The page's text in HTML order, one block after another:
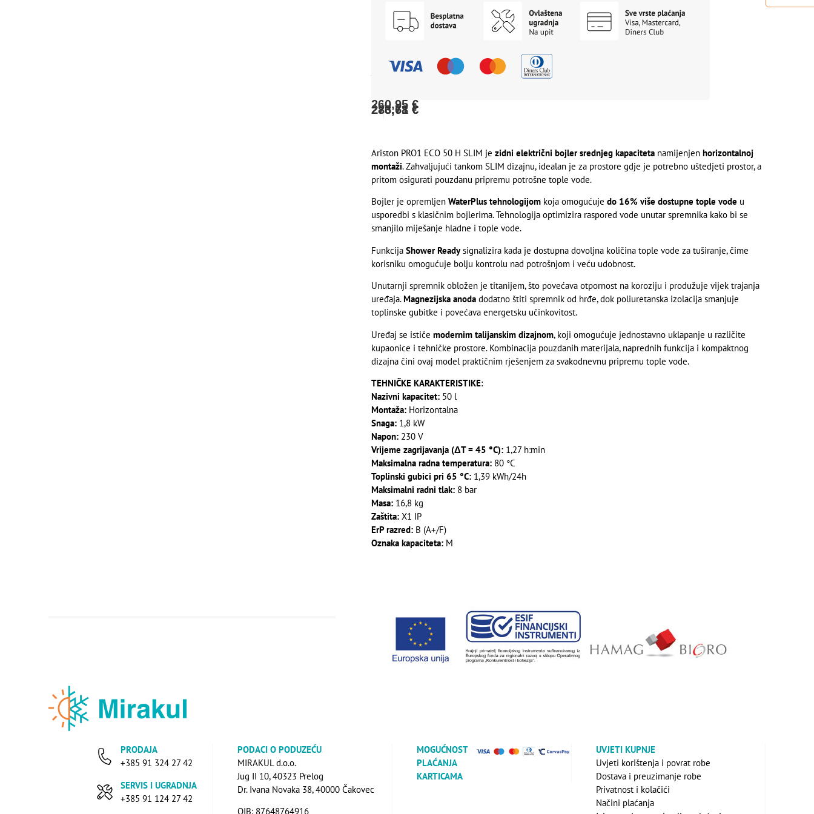
SLIM
EU
internet
bankarstvom:
Cijena
jednokratno
260,95 €
prilikom
276,61 €
plaćanje
karticama
24
283,78 €
Ariston PRO1 ECO 50 H SLIM je zidni električni bojler srednjeg kapacitetanamijenjen horizontalnoj
montaži. Zahvaljujući tankom SLIM dizajnu, idealan je za prostore gdje je potrebno uštedjeti prostor, a
pritom osigurati pouzdanu pripremu potrošne tople vode.
Bojler je opremljen WaterPlus tehnologijomkoja omogućuje do 16% više dostupne tople vode u
usporedbi s klasičnim bojlerima. Tehnologija optimizira raspored vode unutar spremnika kako bi se
smanjilo miješanje hladne i tople vode.
Funkcija Shower Readysignalizira kada je dostupna dovoljna količina tople vode za tuširanje, čime
korisniku omogućuje bolju kontrolu nad potrošnjom i veću udobnost.
Unutarnji spremnik obložen je titanijem, što povećava otpornost na koroziju i produžuje vijek trajanja
uređaja.Magnezijska anodadodatno štiti spremnik od hrđe, dok poliuretanska izolacija smanjuje
toplinske gubitke i povećava energetsku učinkovitost.
Uređaj se ističe modernim talijanskim dizajnom, koji omogućuje jednostavno uklapanje u različite
kupaonice i tehničke prostore. Kombinacija pouzdanih materijala, naprednih funkcija i kompaktnog
dizajna čini ovaj model praktičnim rješenjem za svakodnevnu pripremu tople vode.
TEHNIČKE KARAKTERISTIKE:
Nazivni kapacitet:50 l
Montaža:Horizontalna
Snaga:1,8 kW
Napon:230 V
Vrijeme zagrijavanja (ΔT = 45 °C):1,27 h:min
Maksimalna radna temperatura:80 °C
Toplinski gubici pri 65 °C:1,39 kWh/24h
Maksimalni radni tlak:8 bar
Masa:16,8 kg
Zaštita:X1 IP
ErP razred:B (A+/F)
Oznaka kapaciteta:M
PRODAJA
+385 91 324 27 42
SERVIS I UGRADNJA
+385 91 124 27 42
PODACI O PODUZEĆU
MIRAKUL d.o.o.
Jug II 10, 40323 Prelog
Dr. Ivana Novaka 38, 40000 Čakovec
OIB: 87648764916
MOGUĆNOST
PLAĆANJA
KARTICAMA
UVJETI KUPNJE
Uvjeti korištenja i povrat robe
Dostava i preuzimanje robe
Privatnost i kolačići
Načini plaćanja